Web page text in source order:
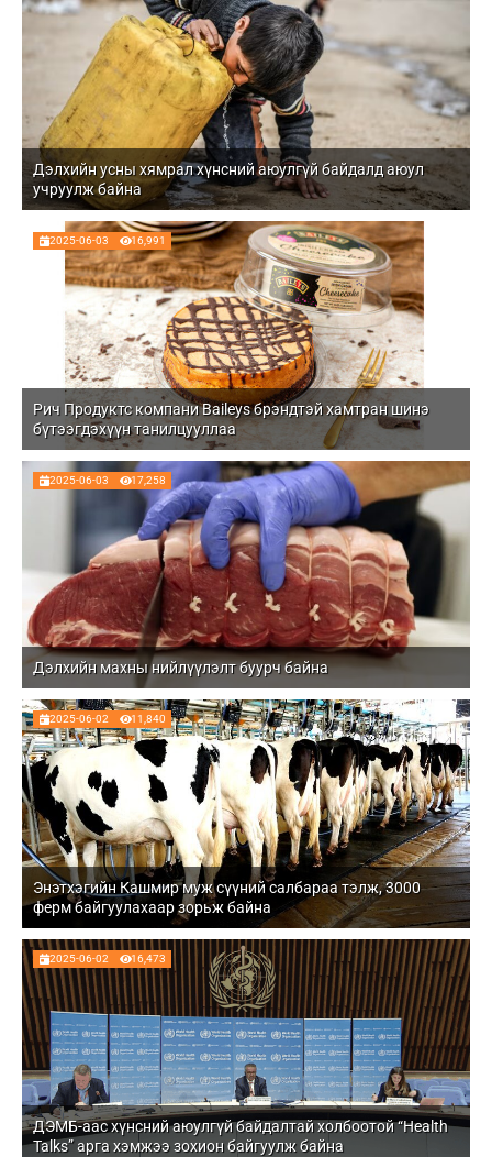
Дэлхийн усны хямрал хүнсний аюулгүй байдалд аюул
учруулж байна
2025-06-03 16,991
Рич Продуктс компани Baileys брэндтэй хамтран шинэ
бүтээгдэхүүн танилцууллаа
2025-06-03 17,258
Дэлхийн махны нийлүүлэлт буурч байна
2025-06-02 11,840
Энэтхэгийн Кашмир муж сүүний салбараа тэлж, 3000
ферм байгуулахаар зорьж байна
2025-06-02 16,473
ДЭМБ-аас хүнсний аюулгүй байдалтай холбоотой “Health
Talks” арга хэмжээ зохион байгуулж байна